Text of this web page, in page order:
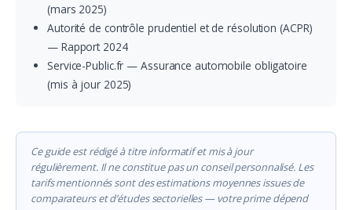
(mars 2025)
Autorité de contrôle prudentiel et de résolution (ACPR)
— Rapport 2024
Service-Public.fr — Assurance automobile obligatoire
(mis à jour 2025)
Ce guide est rédigé à titre informatif et mis à jour
régulièrement. Il ne constitue pas un conseil personnalisé. Les
tarifs mentionnés sont des estimations moyennes issues de
comparateurs et d’études sectorielles — votre prime dépend